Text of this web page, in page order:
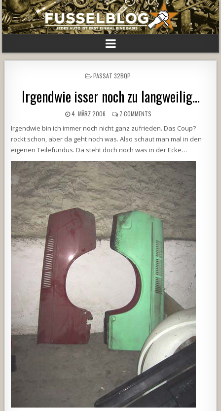
POSTED
IN
PASSAT 32BQP
Irgendwie isser noch zu langweilig…
4. MÄRZ 2006 7 COMMENTS
Irgendwie bin ich immer noch nicht ganz zufrieden. Das Coup?
rockt schon, aber da geht noch was. Also schaut man mal in den
eigenen Teilefundus. Da steht doch noch was in der Ecke…